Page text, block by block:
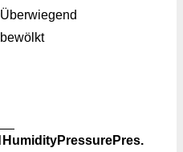
Überwiegend
bewölkt
HumidityPressurePres.